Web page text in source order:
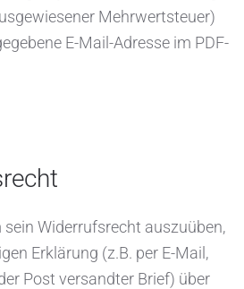
Mehrwertsteuer)
E-Mail-Adresse im PDF-
sein Widerrufsrecht auszuüben,
Erklärung (z.B. per E-Mail,
Post versandter Brief) über